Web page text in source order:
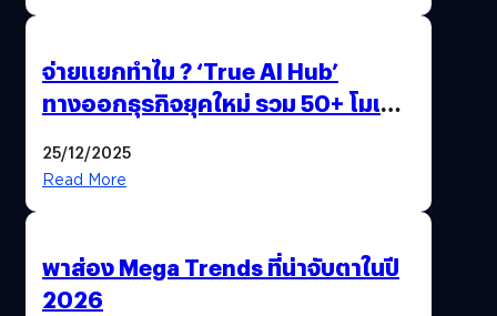
จ่ายแยกทำไม ? ‘True AI Hub’
ทางออกธุรกิจยุคใหม่ รวม 50+ โมเดล
25/12/2025
Read More
พาส่อง Mega Trends ที่น่าจับตาในปี
2026